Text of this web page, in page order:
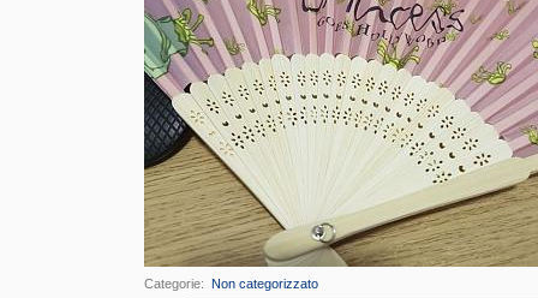
Categorie Non categorizzato